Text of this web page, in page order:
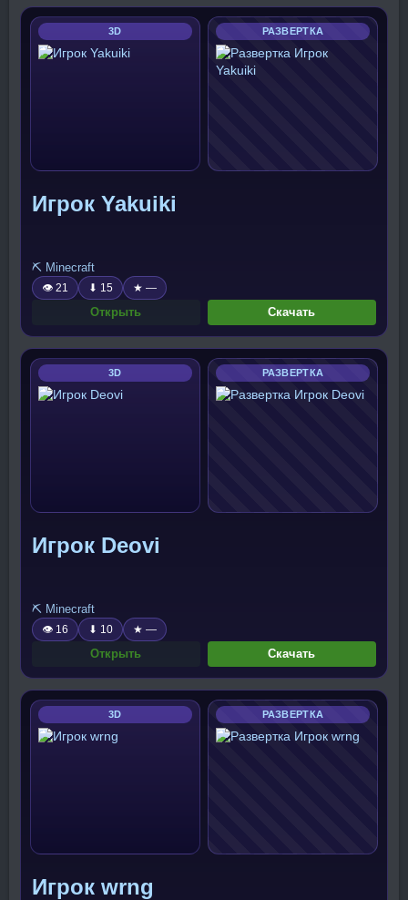
3D РАЗВЕРТКА
Игрок Yakuiki
⛏️ Minecraft
👁 21 ⬇ 15 ★ —
Открыть Скачать
3D РАЗВЕРТКА
Игрок Deovi
⛏️ Minecraft
👁 16 ⬇ 10 ★ —
Открыть Скачать
3D РАЗВЕРТКА
Игрок wrng